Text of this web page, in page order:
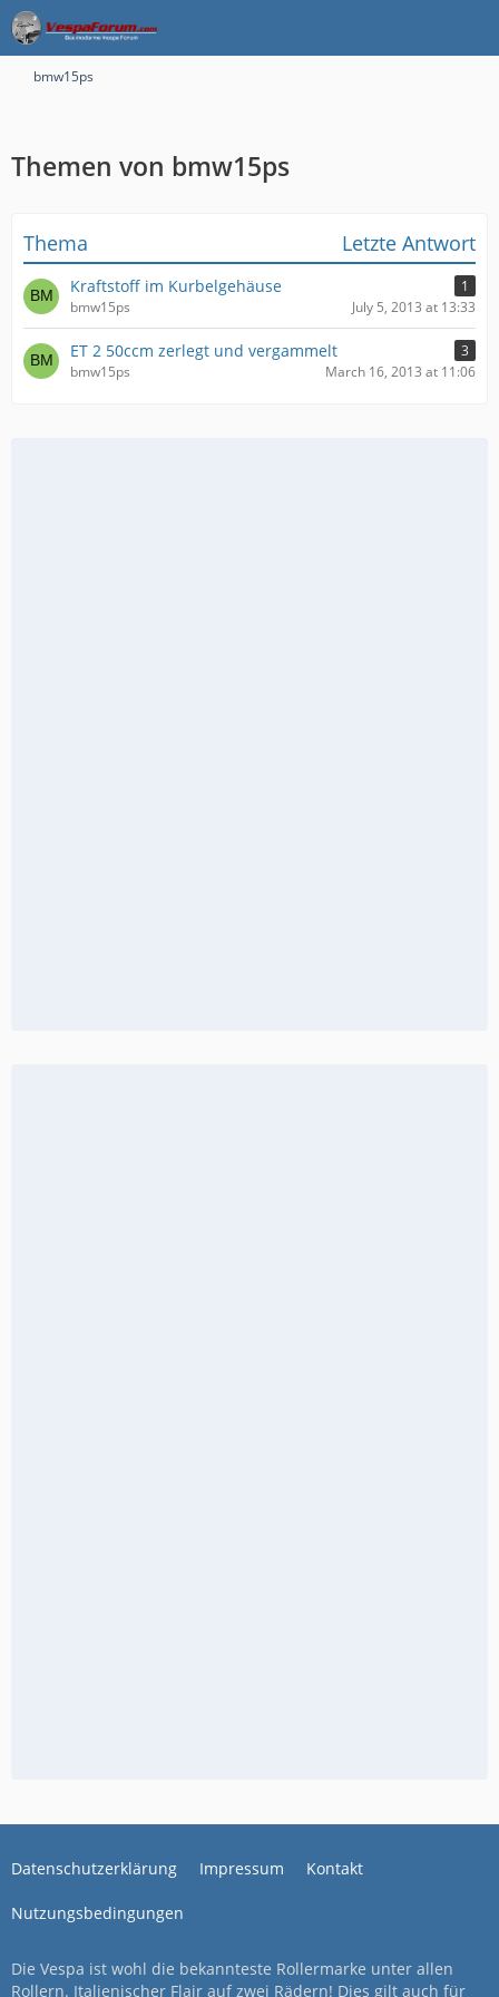
bmw15ps
Themen von bmw15ps
Thema Letzte Antwort
Kraftstoff im Kurbelgehäuse
1
bmw15ps
July 5, 2013 at 13:33
ET 2 50ccm zerlegt und vergammelt
3
bmw15ps
March 16, 2013 at 11:06
Datenschutzerklärung Impressum Kontakt
Nutzungsbedingungen
Die Vespa ist wohl die bekannteste Rollermarke unter allen
Rollern. Italienischer Flair auf zwei Rädern! Dies gilt auch für